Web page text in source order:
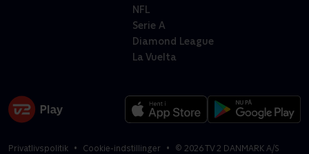
NFL
Serie A
Diamond League
La Vuelta
Privatlivspolitik Cookie-indstillinger © 2026TV 2 DANMARK A/S